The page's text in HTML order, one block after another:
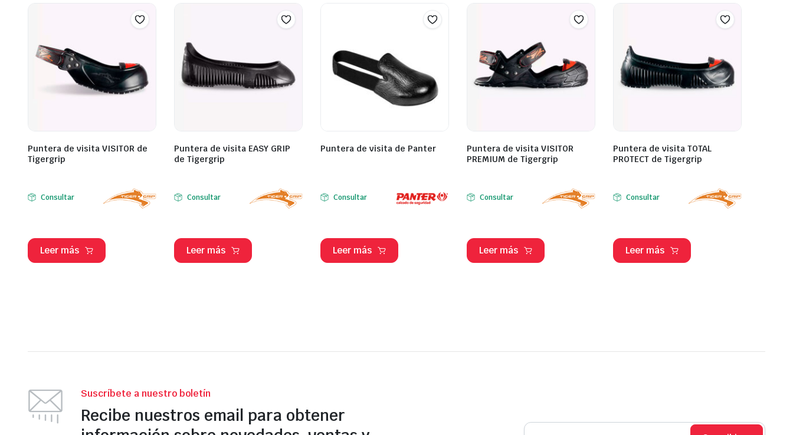
Puntera de visita VISITOR de
Tigergrip
Consultar
Leer más
Puntera de visita EASY GRIP
de Tigergrip
Consultar
Leer más
Puntera de visita de Panter
Consultar
Leer más
Puntera de visita VISITOR
PREMIUM de Tigergrip
Consultar
Leer más
Puntera de visita TOTAL
PROTECT de Tigergrip
Consultar
Leer más
Suscríbete a nuestro boletín
Recibe nuestros email para obtener